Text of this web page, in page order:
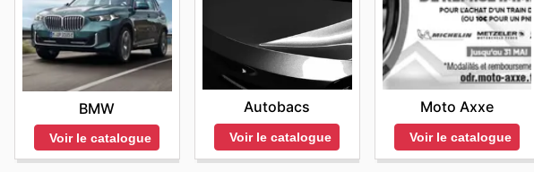
BMW
Voir le catalogue
Autobacs
Voir le catalogue
Moto Axxe
Voir le catalogue